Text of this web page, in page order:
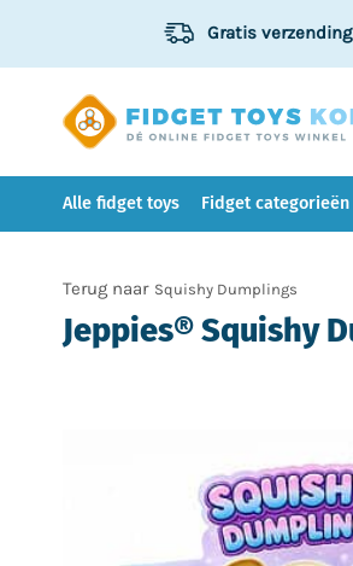
inhoud
Gratis verzending
Alle fidget toys Fidget categorieën
Jeppies® Squishy
Squishy Dumplings